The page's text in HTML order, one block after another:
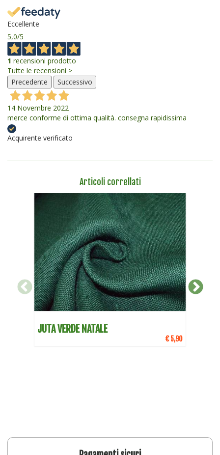
Eccellente
5,0/5
1 recensioni prodotto
Tutte le recensioni >
Precedente
Successivo
14 Novembre 2022
merce conforme di ottima qualità. consegna rapidissima
Acquirente verificato
Articoli correllati
DETTAGLI
JUTA VERDE NATALE
€ 5,90